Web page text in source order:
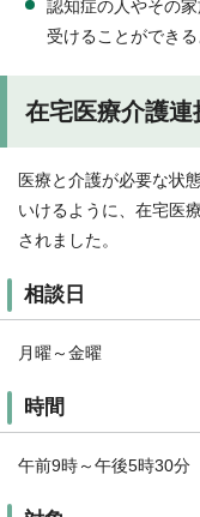
認知症の人やその
受けることができ
在宅医療介護連
医療と介護が必要な状
いけるように、在宅医
されました。
相談日
月曜～金曜
時間
午前9時～午後5時30分